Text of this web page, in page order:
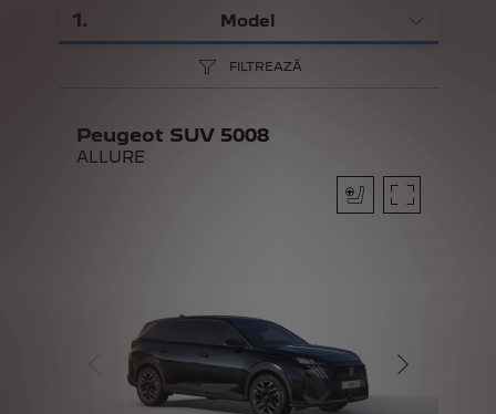
1. Model
FILTREAZĂ
Peugeot SUV 5008
ALLURE